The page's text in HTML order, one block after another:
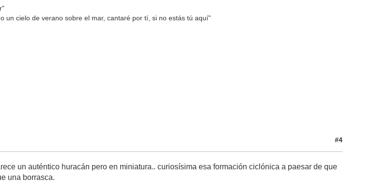
un cielo de verano sobre el mar, cantaré por tí, si no estás tú aquí"
#4
un auténtico huracán pero en miniatura.. curiosísima esa formación ciclónica a paesar de que
una borrasca.